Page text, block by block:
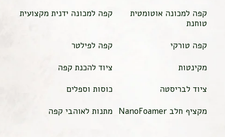
קפה למכונה אוטומטית
טוחנת
קפה למכונה ידנית מקצועית
קפה טורקי
קפה לפילטר
מקינטות
ציוד להכנת קפה
ציוד לבריסטה
כוסות וספלים
מקציף חלב NanoFoamer
מתנות לאוהבי קפה